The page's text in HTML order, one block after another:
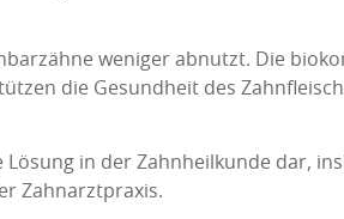
weniger abnutzt. Die
die Gesundheit des
in der Zahnheilkunde dar,
Zahnarztpraxis.